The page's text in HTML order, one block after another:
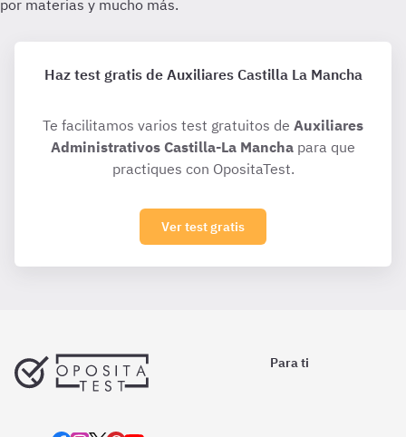
Haz test gratis de Auxiliares Castilla La Mancha
Te facilitamos varios test gratuitos de Auxiliares
Administrativos Castilla-La Mancha para que
practiques con OpositaTest.
Ver test gratis
Para ti